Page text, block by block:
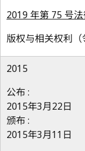
2019 年第 75 号
版权与相关权利（
2015
公布 :
2015年3月22日
颁布 :
2015年3月11日